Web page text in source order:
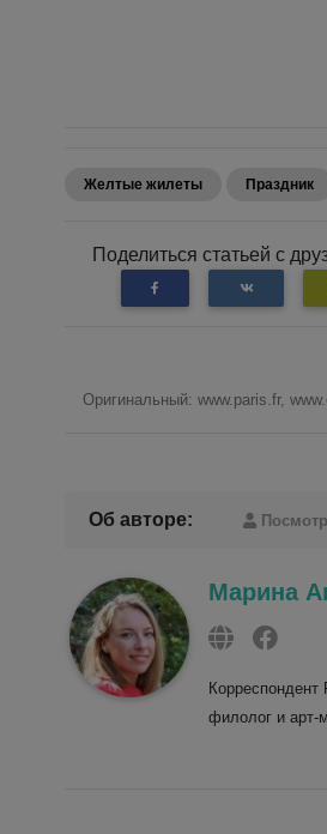
Желтые жилеты Праздник
Поделиться статьей с
Оригинальный: www.paris.fr,
Об авторе:
Марина
Корреспондент
филолог и арт-